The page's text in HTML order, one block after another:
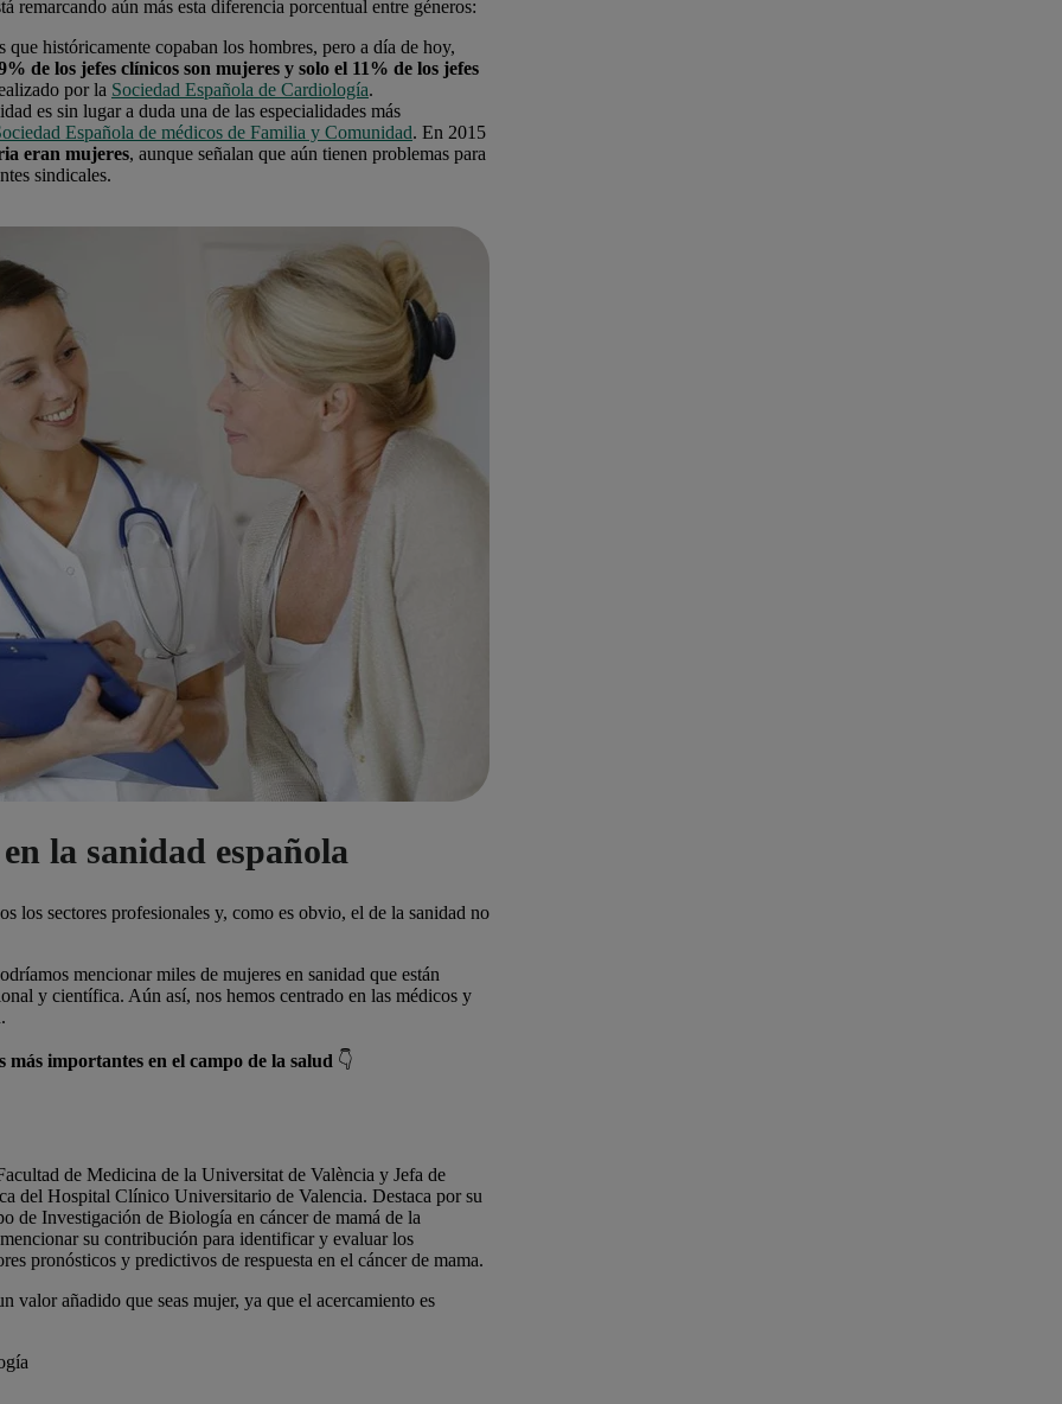
remarcando aún más esta diferencia porcentual entre géneros:
que históricamente copaban los hombres, pero a día de hoy,
de los jefes clínicos son mujeres y solo el 11% de los jefes
por la Sociedad Española de Cardiología.
es sin lugar a duda una de las especialidades más
Española de médicos de Familia y Comunidad. En 2015
eran mujeres, aunque señalan que aún tienen problemas para
sindicales.
la sanidad española
los sectores profesionales y, como es obvio, el de la sanidad no
mencionar miles de mujeres en sanidad que están
y científica. Aún así, nos hemos centrado en las médicos y
más importantes en el campo de la salud 👇
de Medicina de la Universitat de València y Jefa de
del Hospital Clínico Universitario de Valencia. Destaca por su
de Investigación de Biología en cáncer de mamá de la
su contribución para identificar y evaluar los
pronósticos y predictivos de respuesta en el cáncer de mama.
valor añadido que seas mujer, ya que el acercamiento es